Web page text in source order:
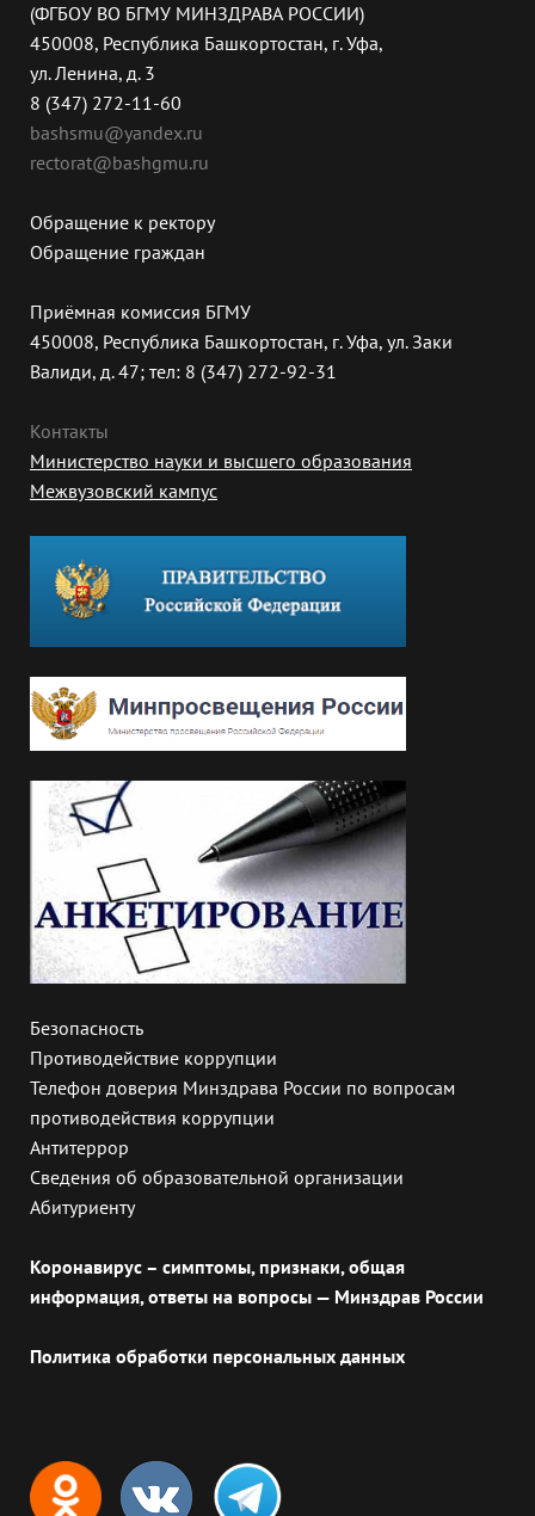
(ФГБОУ ВО БГМУ МИНЗДРАВА РОССИИ)
450008, Республика Башкортостан, г. Уфа,
ул. Ленина, д. 3
8 (347) 272-11-60
bashsmu@yandex.ru
rectorat@bashgmu.ru
Обращение к ректору
Обращение граждан
Приёмная комиссия БГМУ
450008, Республика Башкортостан, г. Уфа, ул. Заки
Валиди, д. 47; тел: 8 (347) 272-92-31
Контакты
Министерство науки и высшего образования
Межвузовский кампус
Безопасность
Противодействие коррупции
Телефон доверия Минздрава России по вопросам
противодействия коррупции
Антитеррор
Сведения об образовательной организации
Абитуриенту
Коронавирус – симптомы, признаки, общая
информация, ответы на вопросы — Минздрав России
Политика обработки персональных данных